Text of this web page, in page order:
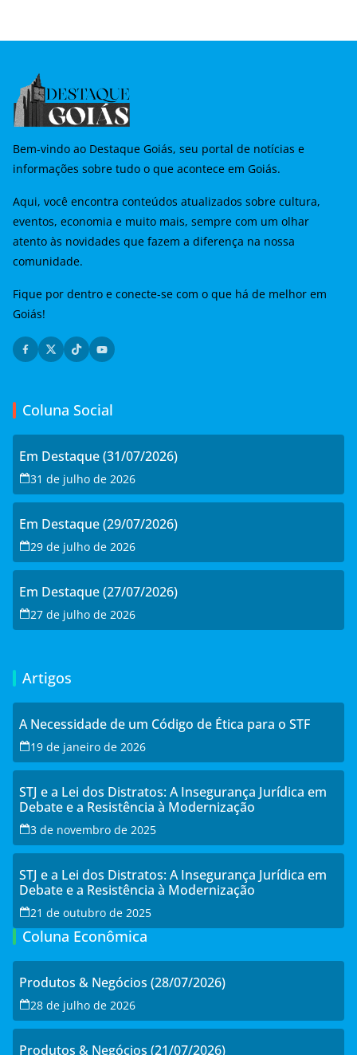
Bem-vindo ao Destaque Goiás, seu portal de notícias e
informações sobre tudo o que acontece em Goiás.
Aqui, você encontra conteúdos atualizados sobre cultura,
eventos, economia e muito mais, sempre com um olhar
atento às novidades que fazem a diferença na nossa
comunidade.
Fique por dentro e conecte-se com o que há de melhor em
Goiás!
Coluna Social
Em Destaque (31/07/2026)
31 de julho de 2026
Em Destaque (29/07/2026)
29 de julho de 2026
Em Destaque (27/07/2026)
27 de julho de 2026
Artigos
A Necessidade de um Código de Ética para o STF
19 de janeiro de 2026
STJ e a Lei dos Distratos: A Insegurança Jurídica em
Debate e a Resistência à Modernização
3 de novembro de 2025
STJ e a Lei dos Distratos: A Insegurança Jurídica em
Debate e a Resistência à Modernização
21 de outubro de 2025
Coluna Econômica
Produtos & Negócios (28/07/2026)
28 de julho de 2026
Produtos & Negócios (21/07/2026)